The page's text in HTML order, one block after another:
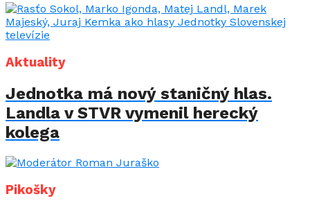
Aktuality
Jednotka má nový staničný hlas.
Landla v STVR vymenil herecký
kolega
Pikošky